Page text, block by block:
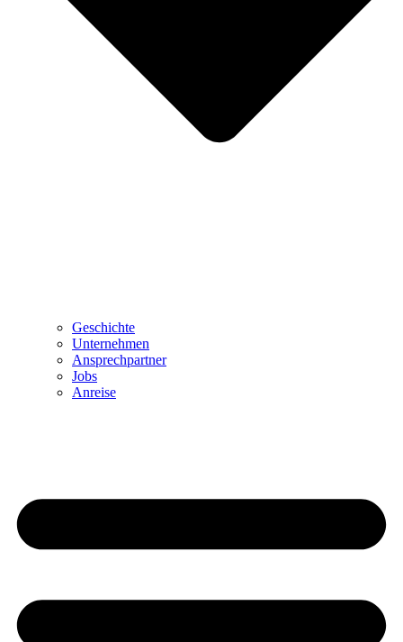
Geschichte
Unternehmen
Ansprechpartner
Jobs
Anreise